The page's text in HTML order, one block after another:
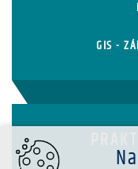
GIS -